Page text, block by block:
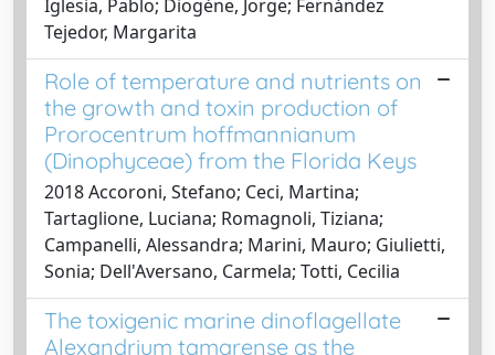
Iglesia, Pablo; Diogène, Jorge; Fernández
Tejedor, Margarita
Role of temperature and nutrients on
the growth and toxin production of
Prorocentrum hoffmannianum
(Dinophyceae) from the Florida Keys
2018 Accoroni, Stefano; Ceci, Martina;
Tartaglione, Luciana; Romagnoli, Tiziana;
Campanelli, Alessandra; Marini, Mauro; Giulietti,
Sonia; Dell'Aversano, Carmela; Totti, Cecilia
The toxigenic marine dinoflagellate
Alexandrium tamarense as the